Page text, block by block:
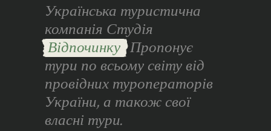
Українська туристична
компанія Студія
Відпочинку Пропонує
тури по всьому світу від
провідних туроператорів
України, а також свої
власні тури.